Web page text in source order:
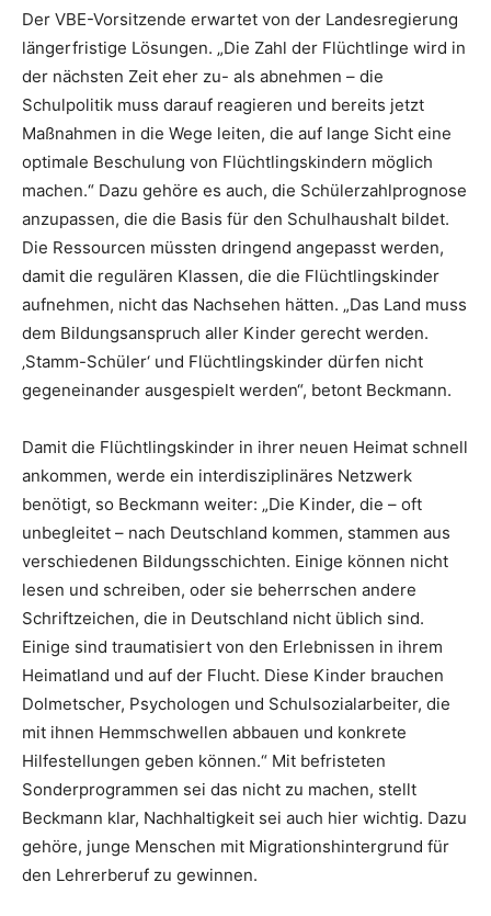
Der VBE-Vorsitzende erwartet von der Landesregierung
längerfristige Lösungen. „Die Zahl der Flüchtlinge wird in
der nächsten Zeit eher zu- als abnehmen – die
Schulpolitik muss darauf reagieren und bereits jetzt
Maßnahmen in die Wege leiten, die auf lange Sicht eine
optimale Beschulung von Flüchtlingskindern möglich
machen.“ Dazu gehöre es auch, die Schülerzahlprognose
anzupassen, die die Basis für den Schulhaushalt bildet.
Die Ressourcen müssten dringend angepasst werden,
damit die regulären Klassen, die die Flüchtlingskinder
aufnehmen, nicht das Nachsehen hätten. „Das Land muss
dem Bildungsanspruch aller Kinder gerecht werden.
‚Stamm-Schüler‘ und Flüchtlingskinder dürfen nicht
gegeneinander ausgespielt werden“, betont Beckmann.
Damit die Flüchtlingskinder in ihrer neuen Heimat schnell
ankommen, werde ein interdisziplinäres Netzwerk
benötigt, so Beckmann weiter: „Die Kinder, die – oft
unbegleitet – nach Deutschland kommen, stammen aus
verschiedenen Bildungsschichten. Einige können nicht
lesen und schreiben, oder sie beherrschen andere
Schriftzeichen, die in Deutschland nicht üblich sind.
Einige sind traumatisiert von den Erlebnissen in ihrem
Heimatland und auf der Flucht. Diese Kinder brauchen
Dolmetscher, Psychologen und Schulsozialarbeiter, die
mit ihnen Hemmschwellen abbauen und konkrete
Hilfestellungen geben können.“ Mit befristeten
Sonderprogrammen sei das nicht zu machen, stellt
Beckmann klar, Nachhaltigkeit sei auch hier wichtig. Dazu
gehöre, junge Menschen mit Migrationshintergrund für
den Lehrerberuf zu gewinnen.